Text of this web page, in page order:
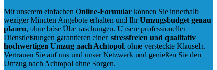
Mit unserem einfachen Online-Formular können Sie innerhalb
weniger Minuten Angebote erhalten und IhrUmzugsbudget genau
planen, ohne böse Überraschungen. Unsere professionellen
Dienstleistungen garantieren einen stressfreien und qualitativ
hochwertigen Umzug nach Achtopol, ohne versteckte Klauseln.
Vertrauen Sie auf uns und unser Netzwerk und genießen Sie den
Umzug nach Achtopol ohne Sorgen.